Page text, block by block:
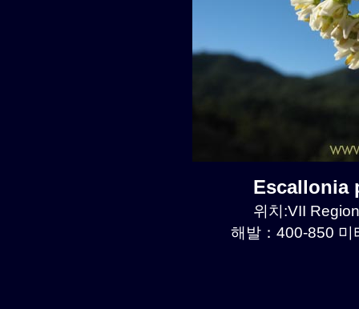
Escallonia
위치:VII
해발：400-850 미